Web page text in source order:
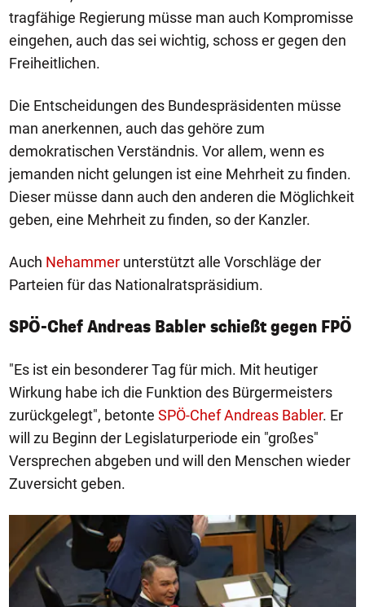
tragfähige Regierung müsse man auch Kompromisse
eingehen, auch das sei wichtig, schoss er gegen den
Freiheitlichen.
Die Entscheidungen des Bundespräsidenten müsse
man anerkennen, auch das gehöre zum
demokratischen Verständnis. Vor allem, wenn es
jemanden nicht gelungen ist eine Mehrheit zu finden.
Dieser müsse dann auch den anderen die Möglichkeit
geben, eine Mehrheit zu finden, so der Kanzler.
Auch Nehammer unterstützt alle Vorschläge der
Parteien für das Nationalratspräsidium.
SPÖ-Chef Andreas Babler schießt gegen FPÖ
"Es ist ein besonderer Tag für mich. Mit heutiger
Wirkung habe ich die Funktion des Bürgermeisters
zurückgelegt", betonte SPÖ-Chef Andreas Babler. Er
will zu Beginn der Legislaturperiode ein "großes"
Versprechen abgeben und will den Menschen wieder
Zuversicht geben.